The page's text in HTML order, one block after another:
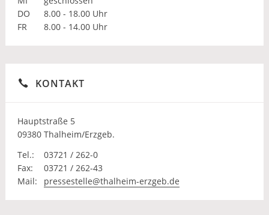
DO
8.00 - 18.00 Uhr
FR
8.00 - 14.00 Uhr
KONTAKT
Hauptstraße 5
09380 Thalheim/Erzgeb.
Tel.:
03721 / 262-0
Fax:
03721 / 262-43
Mail:
pressestelle@thalheim-erzgeb.de